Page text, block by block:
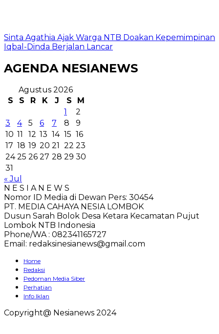
Sinta Agathia Ajak Warga NTB Doakan Kepemimpinan
Iqbal-Dinda Berjalan Lancar
AGENDA NESIANEWS
Agustus 2026
S
S R K J S
M
1
2
3
4 5 6 7 8
9
10 11 12 13 14 15 16
17 18 19 20 21 22 23
24 25 26 27 28 29 30
31
« Jul
N E S I A N E W S
Nomor ID Media di Dewan Pers: 30454
PT. MEDIA CAHAYA NESIA LOMBOK
Dusun Sarah Bolok Desa Ketara Kecamatan Pujut
Lombok NTB Indonesia
Phone/WA : 082341165727
Email: redaksinesianews@gmail.com
Home
Redaksi
Pedoman Media Siber
Perhatian
Info Iklan
Copyright@ Nesianews 2024